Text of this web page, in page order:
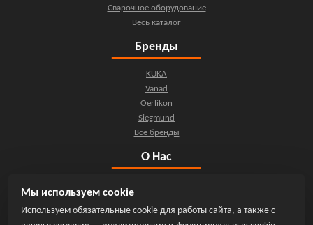
Сварочное оборудование
Весь каталог
Бренды
KUKA
Vanad
Oerlikon
Siegmund
Все бренды
О Нас
Новости
Мы используем cookie
Используем обязательные cookie для работы сайта, а также с